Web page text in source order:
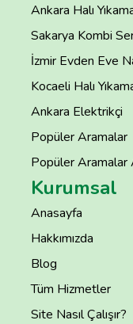
Ankara Halı
Sakarya Kombi
İzmir Evden Eve
Kocaeli Halı
Ankara Elektrikçi
Popüler Aramalar
Popüler
Kurumsal
Anasayfa
Hakkımızda
Blog
Tüm Hizmetler
Site Nasıl Çalışır?